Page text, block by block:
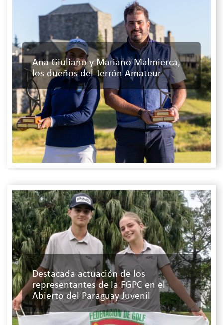
Ana Giuliano y Mariano Malmierca,
los dueños del Terrón Amateur
Destacada actuación de los
representantes de la FGPC en el
Abierto del Paraguay Juvenil